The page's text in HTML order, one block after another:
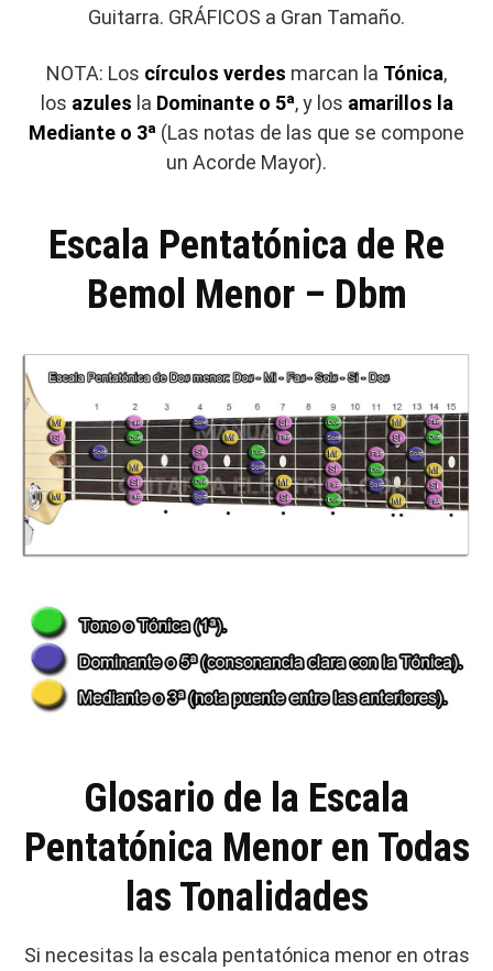
Guitarra. GRÁFICOS a Gran Tamaño.
NOTA: Los círculos verdes marcan la Tónica,
los azules la Dominante o 5ª, y los amarillos la
Mediante o 3ª (Las notas de las que se compone
un Acorde Mayor).
Escala Pentatónica de Re
Bemol Menor – Dbm
Glosario de la Escala
Pentatónica Menor en Todas
las Tonalidades
Si necesitas la escala pentatónica menor en otras